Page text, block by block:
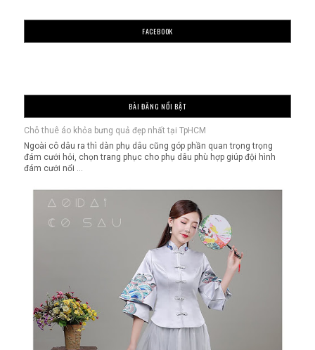
FACEBOOK
BÀI ĐĂNG NỔI BẬT
Chỗ thuê áo khỏa bưng quả đẹp nhất tại TpHCM
Ngoài cô dâu ra thì dàn phụ dâu cũng góp phần quan trọng trọng
đám cưới hỏi, chọn trang phục cho phụ dâu phù hợp giúp đội hình
đám cưới nổi ...